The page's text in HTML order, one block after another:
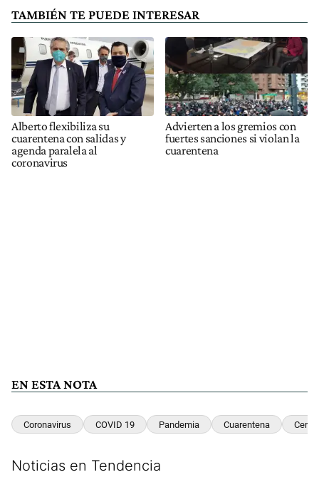
TAMBIÉN TE PUEDE INTERESAR
Alberto flexibiliza su
cuarentena con salidas y
agenda paralela al
coronavirus
Advierten a los gremios con
fuertes sanciones si violan la
cuarentena
EN ESTA NOTA
Coronavirus COVID 19 Pandemia Cuarentena
Noticias en Tendencia